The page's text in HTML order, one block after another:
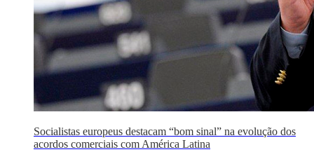
Socialistas europeus destacam “bom sinal” na evolução dos
acordos comerciais com América Latina